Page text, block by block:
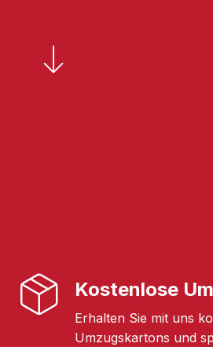
Kostenlose
Erhalten Sie mit uns
Umzugskartons und